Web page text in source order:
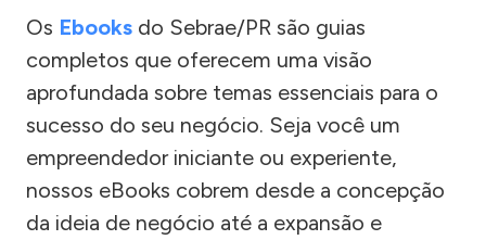
Os Ebooks do Sebrae/PR são guias
completos que oferecem uma visão
aprofundada sobre temas essenciais para o
sucesso do seu negócio. Seja você um
empreendedor iniciante ou experiente,
nossos eBooks cobrem desde a concepção
da ideia de negócio até a expansão e